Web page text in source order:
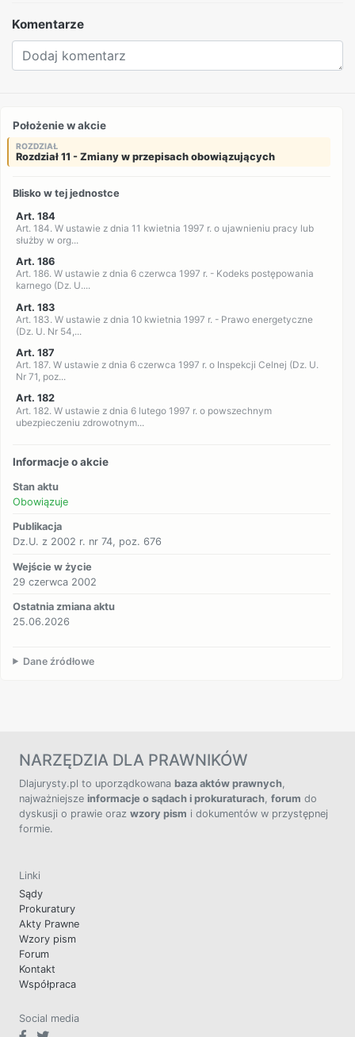
Komentarze
Położenie w akcie
ROZDZIAŁ
Rozdział 11 - Zmiany w przepisach obowiązujących
Blisko w tej jednostce
Art. 184
Art. 184. W ustawie z dnia 11 kwietnia 1997 r. o ujawnieniu pracy lub
służby w org...
Art. 186
Art. 186. W ustawie z dnia 6 czerwca 1997 r. - Kodeks postępowania
karnego (Dz. U....
Art. 183
Art. 183. W ustawie z dnia 10 kwietnia 1997 r. - Prawo energetyczne
(Dz. U. Nr 54,...
Art. 187
Art. 187. W ustawie z dnia 6 czerwca 1997 r. o Inspekcji Celnej (Dz. U.
Nr 71, poz...
Art. 182
Art. 182. W ustawie z dnia 6 lutego 1997 r. o powszechnym
ubezpieczeniu zdrowotnym...
Informacje o akcie
Stan aktu
Obowiązuje
Publikacja
Dz.U. z 2002 r. nr 74, poz. 676
Wejście w życie
29 czerwca 2002
Ostatnia zmiana aktu
25.06.2026
Dane źródłowe
NARZĘDZIA DLA PRAWNIKÓW
Dlajurysty.pl to uporządkowana baza aktów prawnych,
najważniejsze informacje o sądach i prokuraturach, forum do
dyskusji o prawie oraz wzory pism i dokumentów w przystępnej
formie.
Linki
Sądy
Prokuratury
Akty Prawne
Wzory pism
Forum
Kontakt
Współpraca
Social media